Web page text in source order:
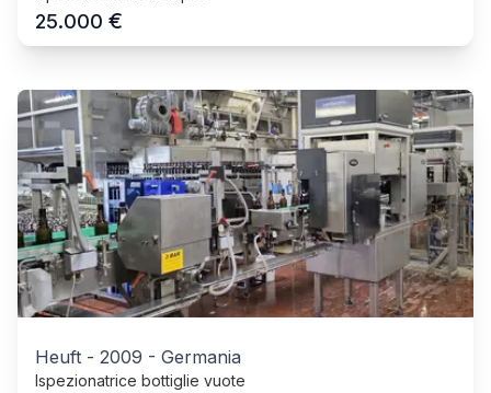
25.000 €
Heuft - 2009 - Germania
Ispezionatrice bottiglie vuote